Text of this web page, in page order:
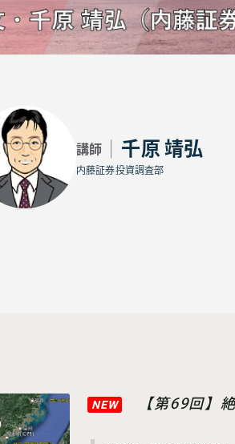
講師 千原 靖弘
内藤証券投資調査部
NEW 【第69回】